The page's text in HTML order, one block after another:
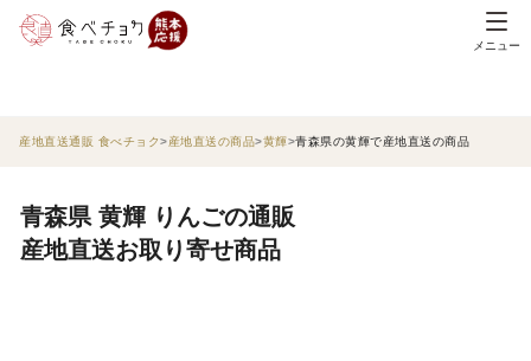
メニュー
産地直送通販 食べチョク 産地直送の商品 黄輝 青森県の黄輝で産地直送の商品
青森県 黄輝 りんごの通販
産地直送お取り寄せ商品